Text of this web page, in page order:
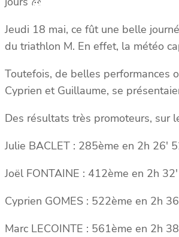
Jeudi 18 mai, ce fût une belle
du triathlon M. En effet, la météo
Toutefois, de belles performances
Cyprien et Guillaume, se
Des résultats très promoteurs, sur
Julie BACLET : 285ème en 2h 26′
Joël FONTAINE : 412ème en 2h
Cyprien GOMES : 522ème en 2h
Marc LECOINTE : 561ème en 2h